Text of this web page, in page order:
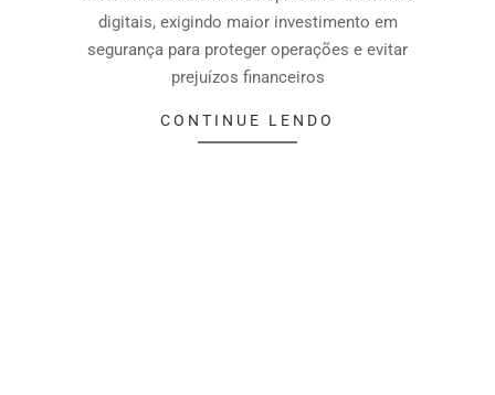
digitais, exigindo maior investimento em
segurança para proteger operações e evitar
prejuízos financeiros
CONTINUE LENDO